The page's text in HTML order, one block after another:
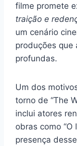
filme promete
traição e
um cenário
produções que
profundas.
Um dos
torno de “The
inclui atores
obras como “O
presença